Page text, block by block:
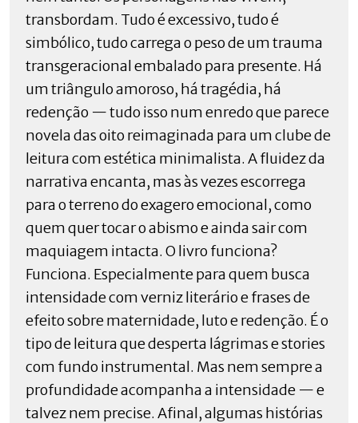
transbordam. Tudo é excessivo, tudo é
simbólico, tudo carrega o peso de um trauma
transgeracional embalado para presente. Há
um triângulo amoroso, há tragédia, há
redenção — tudo isso num enredo que parece
novela das oito reimaginada para um clube de
leitura com estética minimalista. A fluidez da
narrativa encanta, mas às vezes escorrega
para o terreno do exagero emocional, como
quem quer tocar o abismo e ainda sair com
maquiagem intacta. O livro funciona?
Funciona. Especialmente para quem busca
intensidade com verniz literário e frases de
efeito sobre maternidade, luto e redenção. É o
tipo de leitura que desperta lágrimas e stories
com fundo instrumental. Mas nem sempre a
profundidade acompanha a intensidade — e
talvez nem precise. Afinal, algumas histórias